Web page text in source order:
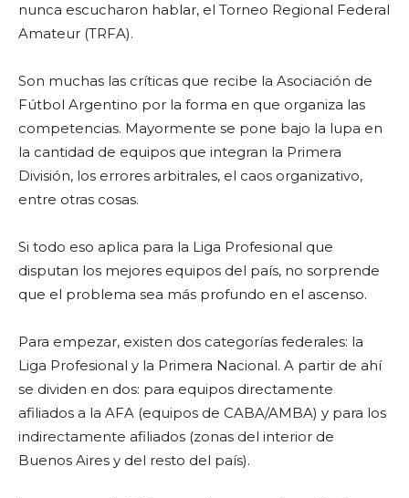
nunca escucharon hablar, el Torneo Regional Federal
Amateur (TRFA).
Son muchas las críticas que recibe la Asociación de
Fútbol Argentino por la forma en que organiza las
competencias. Mayormente se pone bajo la lupa en
la cantidad de equipos que integran la Primera
División, los errores arbitrales, el caos organizativo,
entre otras cosas.
Si todo eso aplica para la Liga Profesional que
disputan los mejores equipos del país, no sorprende
que el problema sea más profundo en el ascenso.
Para empezar, existen dos categorías federales: la
Liga Profesional y la Primera Nacional. A partir de ahí
se dividen en dos: para equipos directamente
afiliados a la AFA (equipos de CABA/AMBA) y para los
indirectamente afiliados (zonas del interior de
Buenos Aires y del resto del país).